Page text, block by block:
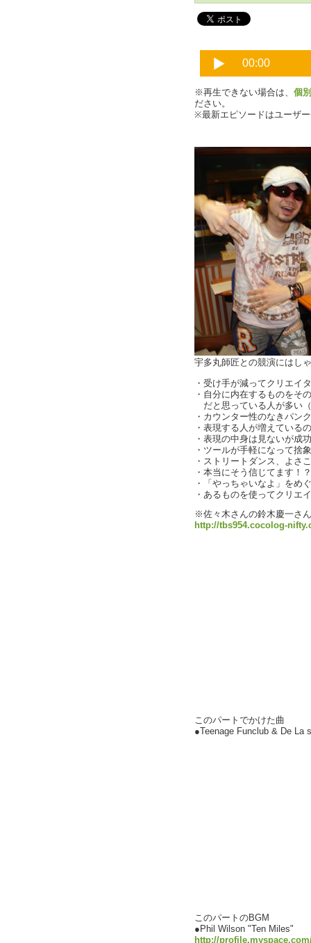
※再生できない場合は、 個
ださい。
※最新エピソードはユーザ
宇多丸師匠との競演にはし
・受け手が減ってクリエイ
・自分に内在するものをそ
だと思っている人が多い
・カウンター性のなきパン
・表現する人が増えている
・表現の中身は見ないが成
・ツールが手軽になって捨
・ストリートダンス、よさ
・本当にそう信じてます！
・「やっちゃいなよ」をめ
・あるものを使ってクリエ
※佐々木さんの鈴木慶一さ
http://tbs954.cocolog-
このパートでかけた曲
●Teenage Funclub & De
このパートのBGM
●Phil Wilson "Ten Miles"
http://